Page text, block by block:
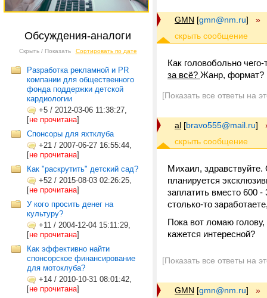
Обсуждения-аналоги
Скрыть / Показать Сортировать по дате
Разработка рекламной и PR
компании для общественного
фонда поддержки детской
кардиологии
+5 / 2012-03-06 11:38:27,
[не прочитана]
Cпонсоры для яхтклуба
+21 / 2007-06-27 16:55:44,
[не прочитана]
Как "раскрутить" детский сад?
+52 / 2015-08-03 02:26:25,
[не прочитана]
У кого просить денег на
культуру?
+11 / 2004-12-04 15:11:29,
[не прочитана]
Как эффективно найти
спонсорское финансирование
для мотоклуба?
+14 / 2010-10-31 08:01:42,
[не прочитана]
GMN [gmn@nm.ru] »
Как головобольно
за всё? Жанр, формат?
[Показать все ответы на
al [bravo555@mail.ru]
Михаил,
планируется
заплатить вместо 600
столько-то
Пока вот ломаю
кажется интересной?
[Показать все ответы на
GMN [gmn@nm.ru] »